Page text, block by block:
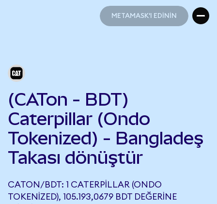
METAMASK'I EDİNİN
(CATon - BDT)
Caterpillar (Ondo
Tokenized) - Bangladeş
Takası dönüştür
CATON/BDT: 1 CATERPILLAR (ONDO
TOKENIZED), 105.193,0679 BDT DEĞERINE